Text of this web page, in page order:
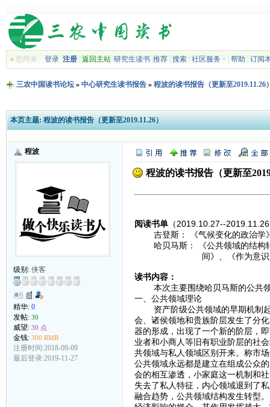
»您尚未 登录 注册| 返回主站| 研究生读书| 推荐| 搜索| 社区服务 帮助 订阅
三农中国读书论坛» 中心研究生读书报告» 程波的读书报告（更新至2019.11.26
本页主题: 程波的读书报告（更新至2019.11.26）
程波
级别: 侠客
精华: 0
发帖: 30
威望: 30 点
金钱: 300 RMB
注册时间:2018-09-09
最后登录:2019-11-27
程波的读书报告（更新至
阅读书单（2019.10.27--
吉登斯： 《气候变化的政治学
哈贝马斯： 《公共领域的结构转
间》、《作为意识形态的技
读书内容：
本次主要围绕哈贝马斯的公共领
一、公共领域理论
资产阶级公共领域的早期机制起
会、诸侯领地和贵族阶层发生了分
器的形成，出现了一个新的阶层，
业者和小商人等旧有职业阶层的社
共领域与私人领域区别开来。称市
公共领域永远都是建立在组成公众
会的相互渗透，小家庭这一机制和
失去了私人特征，内心领域退到了
融合趋势，公共领域结构发生转型